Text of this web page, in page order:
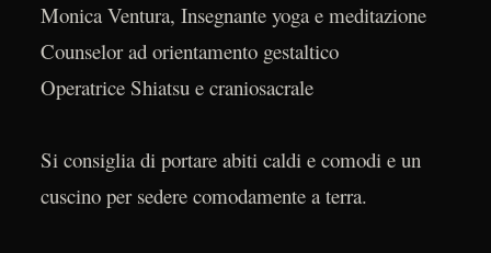
Monica Ventura, Insegnante yoga e meditazione
Counselor ad orientamento gestaltico
Operatrice Shiatsu e craniosacrale
Si consiglia di portare abiti caldi e comodi e un
cuscino per sedere comodamente a terra.